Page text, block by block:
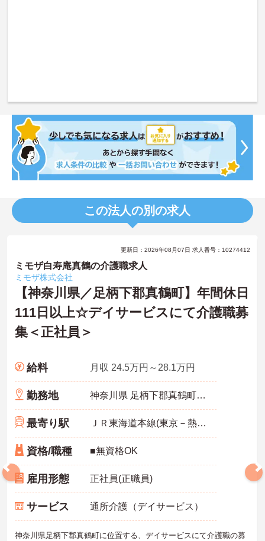
この法人の別の求人
更新日：2026年08月07日 求人番号：10274412
ミモザ白寿庵真鶴の介護職求人
ミモザ株式会社
【神奈川県／足柄下郡真鶴町】年間休日
111日以上☆デイサービスにて介護職募
集＜正社員＞
給料 月収 24.5万円～28.1万円
勤務地 神奈川県 足柄下郡真鶴町 真鶴1819-1
最寄り駅 ＪＲ東海道本線(東京－熱海)「真鶴駅」徒歩1分
資格/職種 ■無資格OK
雇用形態 正社員(正職員)
サービス 通所介護（デイサービス）
神奈川県足柄下郡真鶴町に位置する、デイサービスにて介護職の募